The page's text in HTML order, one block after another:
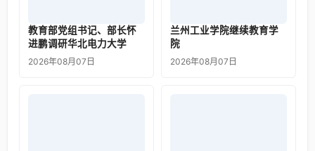
教育部党组书记、部长怀
进鹏调研华北电力大学
2026年08月07日
兰州工业学院继续教育学
院
2026年08月07日